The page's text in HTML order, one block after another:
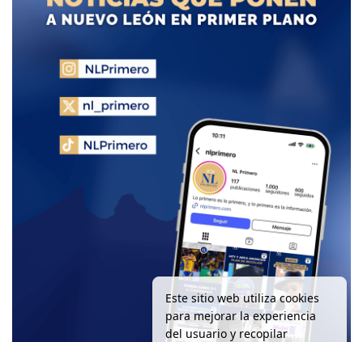
Este sitio web utiliza cookies
para mejorar la experiencia
del usuario y recopilar